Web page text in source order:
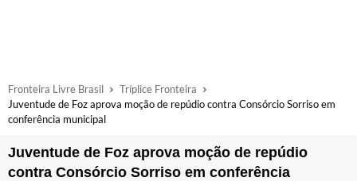
Fronteira Livre Brasil
Tríplice Fronteira
Juventude de Foz aprova moção de repúdio contra Consórcio Sorriso em
conferência municipal
Juventude de Foz aprova moção de repúdio
contra Consórcio Sorriso em conferência